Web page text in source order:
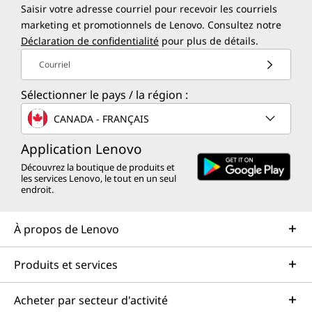
Saisir votre adresse courriel pour recevoir les courriels
marketing et promotionnels de Lenovo. Consultez notre
Déclaration de confidentialité pour plus de détails.
Courriel
Sélectionner le pays / la région :
CANADA - FRANÇAIS
Application Lenovo
Découvrez la boutique de produits et
les services Lenovo, le tout en un seul
endroit.
À propos de Lenovo
Produits et services
Acheter par secteur d'activité